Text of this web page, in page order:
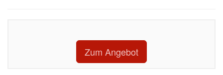
Zum Angebot